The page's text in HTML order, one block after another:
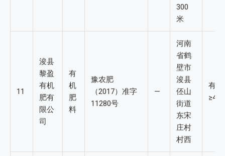
300
米
11
浚县
黎盈
有机
肥有
限公
司
有
机
肥
料
豫农肥
（2017）准字
11280号
—
河南
省鹤
壁市
浚县
伾山
街道
东宋
庄村
村西
有机
≥4%